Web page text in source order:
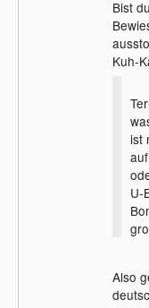
Bist
Kuh-
ist
U-
Also